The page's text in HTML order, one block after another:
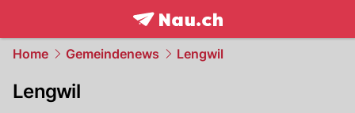
frontpage.NAU.ch
Home Gemeindenews Lengwil
Lengwil